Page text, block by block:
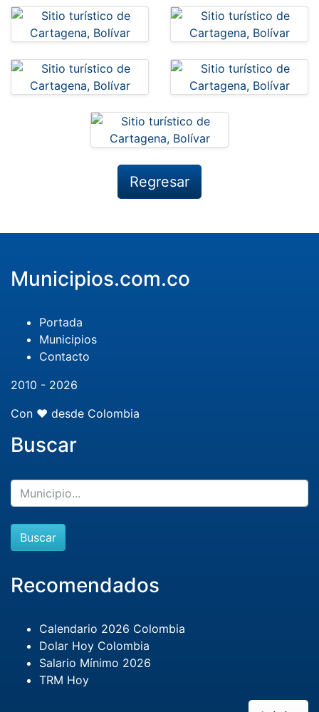
Regresar
Municipios.com.co
Portada
Municipios
Contacto
2010 - 2026
Con ❤️ desde Colombia
Buscar
Buscar
Recomendados
Calendario 2026 Colombia
Dolar Hoy Colombia
Salario Mínimo 2026
TRM Hoy